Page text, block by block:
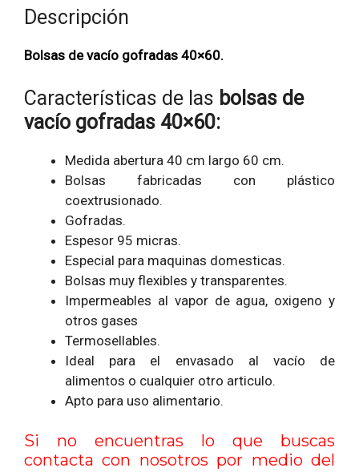
Descripción
Bolsas de vacío gofradas 40×60.
Características de las bolsas de
vacío gofradas 40×60:
Medida abertura 40 cm largo 60 cm.
Bolsas fabricadas con plástico
coextrusionado.
Gofradas.
Espesor 95 micras.
Especial para maquinas domesticas.
Bolsas muy flexibles y transparentes.
Impermeables al vapor de agua, oxigeno y
otros gases
Termosellables.
Ideal para el envasado al vacío de
alimentos o cualquier otro articulo.
Apto para uso alimentario.
Si no encuentras lo que buscas
contacta con nosotros por medio del